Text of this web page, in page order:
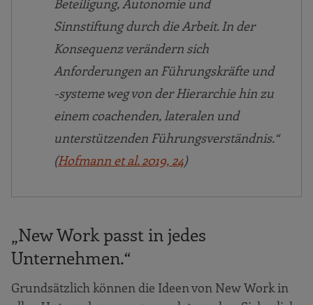
Sinnstiftung durch die Arbeit. In der
Konsequenz verändern sich
Anforderungen an Führungskräfte und
-systeme weg von der Hierarchie hin zu
einem coachenden, lateralen und
unterstützenden Führungsverständnis.“
(Hofmann et al. 2019, 24)
„New Work passt in jedes
Unternehmen.“
Grundsätzlich können die Ideen von New Work in